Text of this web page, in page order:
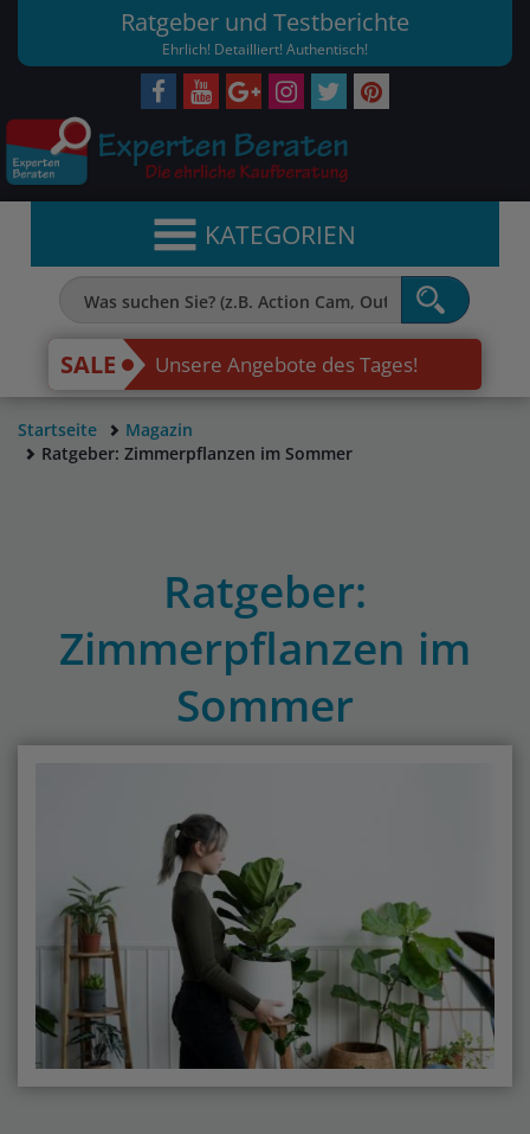
Ratgeber und Testberichte
Ehrlich! Detailliert! Authentisch!
KATEGORIEN
SALE Unsere Angebote des Tages!
Startseite
Magazin
Ratgeber: Zimmerpflanzen im Sommer
Ratgeber:
Zimmerpflanzen im
Sommer